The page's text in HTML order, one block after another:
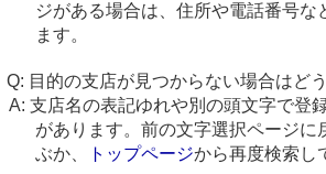
ジがある場合は、住所や電話番号な
ます。
目的の支店が見つからない場合はど
支店名の表記ゆれや別の頭文字で登
があります。前の文字選択ページに
ぶか、
トップページから再度検索し